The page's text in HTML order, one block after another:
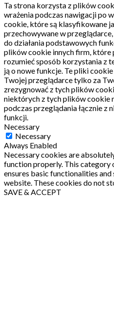
Ta strona korzysta z plików
wrażenia podczas nawigacji po
cookie, które są klasyfikowane
przechowywane w
do działania podstawowych
plików cookie innych firm, które
rozumieć sposób korzystania z
ją o nowe funkcje. Te pliki
Twojej przeglądarce tylko za
zrezygnować z tych plików
niektórych z tych plików cookie
podczas przeglądania łącznie z
funkcji.
Necessary
Necessary
Always Enabled
Necessary cookies are
function properly. This category
ensures basic functionalities
website. These cookies do not
SAVE & ACCEPT